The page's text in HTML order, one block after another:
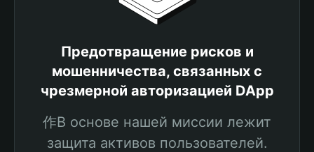
Предотвращение рисков и
мошенничества, связанных с
чрезмерной авторизацией DApp
作В основе нашей миссии лежит
защита активов пользователей.